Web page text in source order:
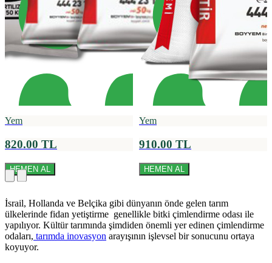
Yem
820.00 TL
HEMEN AL
Yem
910.00 TL
HEMEN AL
İsrail, Hollanda ve Belçika gibi dünyanın önde gelen tarım
ülkelerinde fidan yetiştirme genellikle bitki çimlendirme odası ile
yapılıyor. Kültür tarımında şimdiden önemli yer edinen çimlendirme
odaları, tarımda inovasyon arayışının işlevsel bir sonucunu ortaya
koyuyor.